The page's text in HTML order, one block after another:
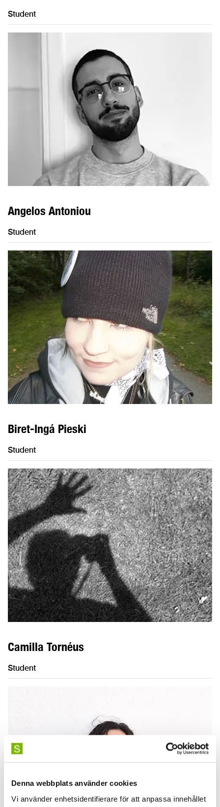
Denna webbplats använder cookies
Vi använder enhetsidentifierare för att anpassa innehållet
Student
Angelos Antoniou
Student
Biret-Ingá Pieski
Student
Camilla Tornéus
Student